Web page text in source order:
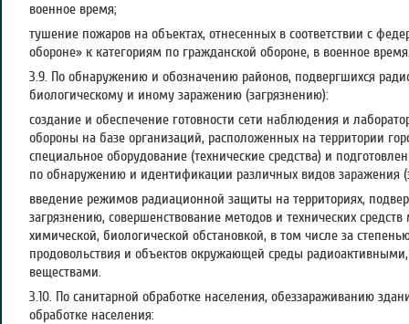
военное время;
тушение пожаров на объектах, отнесенных в соответствии с
обороне» к категориям по гражданской обороне, в военное
3.9. По обнаружению и обозначению районов, подвергшихся
биологическому и иному заражению (загрязнению):
создание и обеспечение готовности сети наблюдения и
обороны на базе организаций, расположенных на территории
специальное оборудование (технические средства) и
по обнаружению и идентификации различных видов заражения
введение режимов радиационной защиты на территориях,
загрязнению, совершенствование методов и технических
химической, биологической обстановкой, в том числе за
продовольствия и объектов окружающей среды
веществами.
3.10. По санитарной обработке населения, обеззараживанию
обработке населения: